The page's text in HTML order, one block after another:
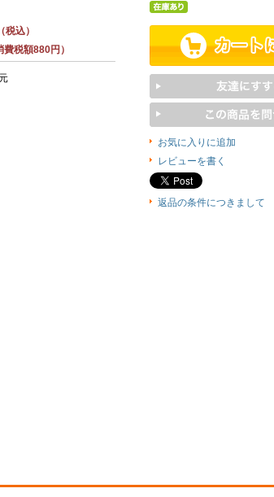
（税込）
税額880円）
お気に入りに追加
レビューを書く
返品の条件につきまして